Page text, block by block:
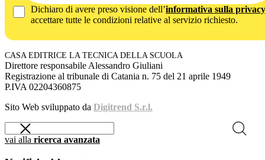
Dichiaro di avere preso visione dell’informativa sulla privacy
accettare tutte le condizioni relative al servizio richiesto.
CASA EDITRICE LA TECNICA DELLA SCUOLA
Direttore responsabile Alessandro Giuliani
Registrazione al tribunale di Catania n. 75 del 21 aprile 1949
P.IVA 02204360875
Sito Web sviluppato da Digitrend S.r.l.
vai alla ricerca avanzata